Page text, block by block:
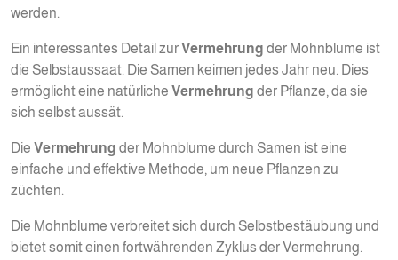
werden.
Ein interessantes Detail zurVermehrung der Mohnblume ist
die Selbstaussaat. Die Samen keimen jedes Jahr neu. Dies
ermöglicht eine natürliche Vermehrung der Pflanze, da sie
sich selbst aussät.
Die Vermehrung der Mohnblume durch Samen ist eine
einfache und effektive Methode, um neue Pflanzen zu
züchten.
Die Mohnblume verbreitet sich durch Selbstbestäubung und
bietet somit einen fortwährenden Zyklus der Vermehrung.